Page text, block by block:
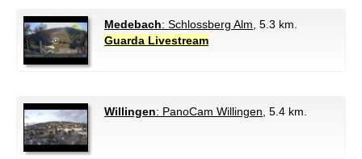
Medebach: Schlossberg Alm , 5.3 km.
Guarda Livestream
Willingen: PanoCam Willingen , 5.4 km.